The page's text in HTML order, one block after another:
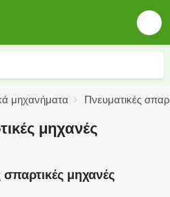
μηχανήματα Πνευματικές
μηχανές
σπαρτικές μηχανές